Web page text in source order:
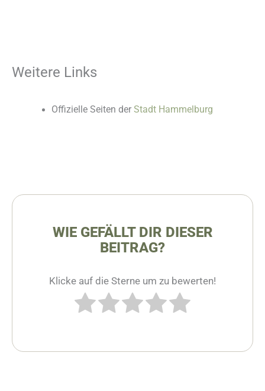
Weitere Links
Offizielle Seiten der Stadt Hammelburg
WIE GEFÄLLT DIR DIESER
BEITRAG?
Klicke auf die Sterne um zu bewerten!